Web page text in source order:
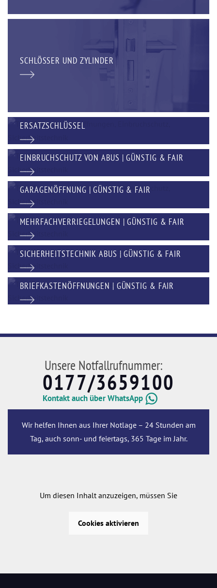
SCHLÖSSER UND ZYLINDER
ERSATZSCHLÜSSEL
EINBRUCHSCHUTZ VON ABUS | GÜNSTIG & FAIR
GARAGENÖFFNUNG | GÜNSTIG & FAIR
MEHRFACHVERRIEGELUNGEN | GÜNSTIG & FAIR
SICHERHEITSTECHNIK ABUS | GÜNSTIG & FAIR
BRIEFKASTENÖFFNUNGEN | GÜNSTIG & FAIR
Unsere Notfallrufnummer:
0177/3659100
Kontakt auch über WhatsApp
Wir helfen Ihnen aus Ihrer Notlage – 24 Stunden am
Tag, auch sonn- und feiertags, 365 Tage im Jahr.
Um diesen Inhalt anzuzeigen, müssen Sie
Cookies aktivieren